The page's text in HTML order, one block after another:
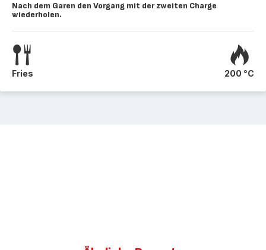
Nach dem Garen den Vorgang mit der zweiten Charge
wiederholen.
Fries 200 °C